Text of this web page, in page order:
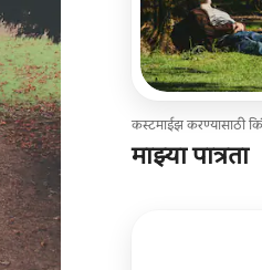
कस्टमाईझ करण्यासाठी
माझ्या पात्रता